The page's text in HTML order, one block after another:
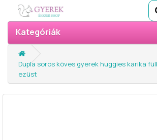
Kategóriák
Dupla soros köves gyerek huggies karika
ezüst